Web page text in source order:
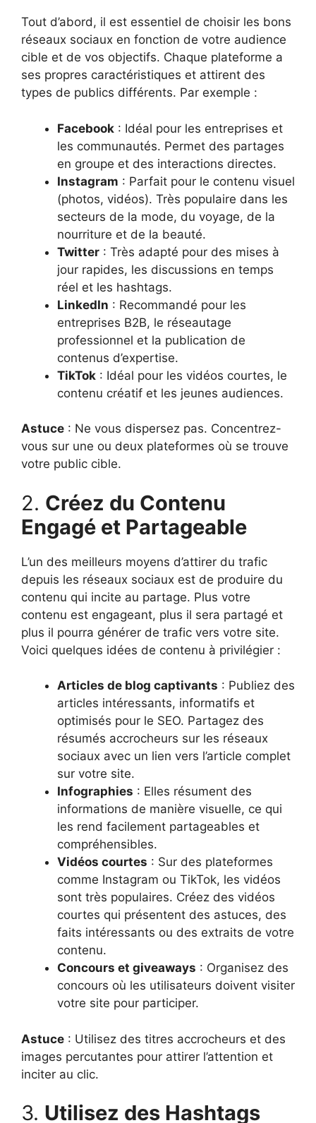
Tout d’abord, il est essentiel de choisir les bons
réseaux sociaux en fonction de votre audience
cible et de vos objectifs. Chaque plateforme a
ses propres caractéristiques et attirent des
types de publics différents. Par exemple :
Facebook : Idéal pour les entreprises et
les communautés. Permet des partages
en groupe et des interactions directes.
Instagram : Parfait pour le contenu visuel
(photos, vidéos). Très populaire dans les
secteurs de la mode, du voyage, de la
nourriture et de la beauté.
Twitter : Très adapté pour des mises à
jour rapides, les discussions en temps
réel et les hashtags.
LinkedIn : Recommandé pour les
entreprises B2B, le réseautage
professionnel et la publication de
contenus d’expertise.
TikTok : Idéal pour les vidéos courtes, le
contenu créatif et les jeunes audiences.
Astuce : Ne vous dispersez pas. Concentrez-
vous sur une ou deux plateformes où se trouve
votre public cible.
2. Créez du Contenu
Engagé et Partageable
L’un des meilleurs moyens d’attirer du trafic
depuis les réseaux sociaux est de produire du
contenu qui incite au partage. Plus votre
contenu est engageant, plus il sera partagé et
plus il pourra générer de trafic vers votre site.
Voici quelques idées de contenu à privilégier :
Articles de blog captivants : Publiez des
articles intéressants, informatifs et
optimisés pour le SEO. Partagez des
résumés accrocheurs sur les réseaux
sociaux avec un lien vers l’article complet
sur votre site.
Infographies : Elles résument des
informations de manière visuelle, ce qui
les rend facilement partageables et
compréhensibles.
Vidéos courtes : Sur des plateformes
comme Instagram ou TikTok, les vidéos
sont très populaires. Créez des vidéos
courtes qui présentent des astuces, des
faits intéressants ou des extraits de votre
contenu.
Concours et giveaways : Organisez des
concours où les utilisateurs doivent visiter
votre site pour participer.
Astuce : Utilisez des titres accrocheurs et des
images percutantes pour attirer l’attention et
inciter au clic.
3. Utilisez des Hashtags